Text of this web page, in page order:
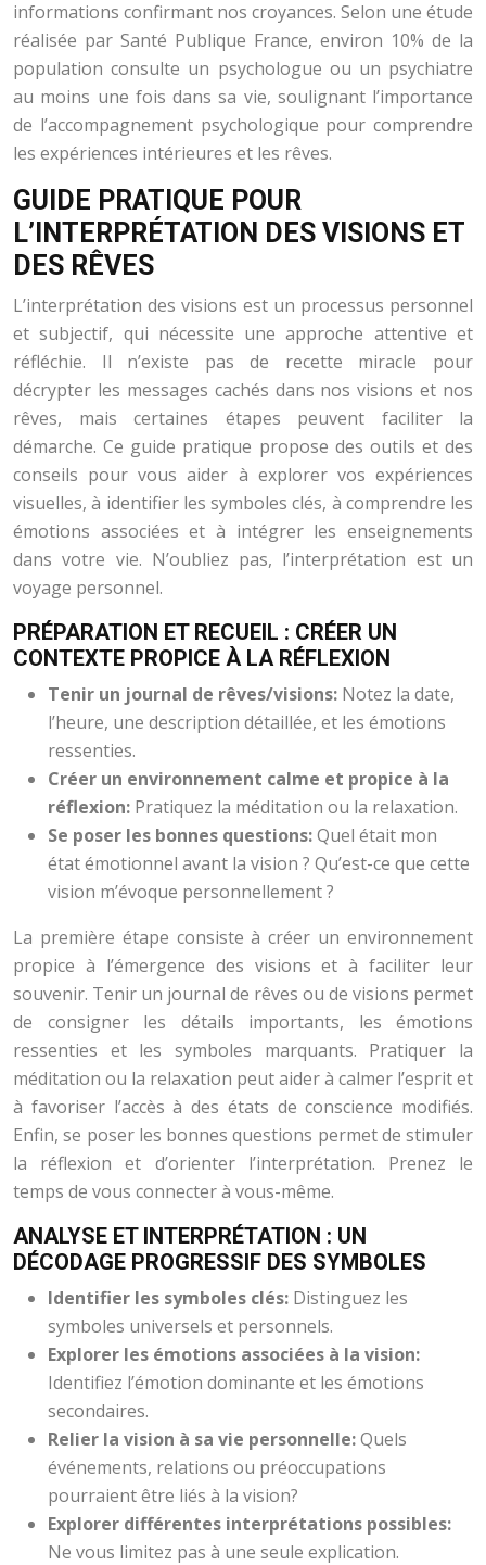
informations confirmant nos croyances. Selon une étude
réalisée par Santé Publique France, environ 10% de la
population consulte un psychologue ou un psychiatre
au moins une fois dans sa vie, soulignant l’importance
de l’accompagnement psychologique pour comprendre
les expériences intérieures et les rêves.
GUIDE PRATIQUE POUR
L’INTERPRÉTATION DES VISIONS ET
DES RÊVES
L’interprétation des visions est un processus personnel
et subjectif, qui nécessite une approche attentive et
réfléchie. Il n’existe pas de recette miracle pour
décrypter les messages cachés dans nos visions et nos
rêves, mais certaines étapes peuvent faciliter la
démarche. Ce guide pratique propose des outils et des
conseils pour vous aider à explorer vos expériences
visuelles, à identifier les symboles clés, à comprendre les
émotions associées et à intégrer les enseignements
dans votre vie. N’oubliez pas, l’interprétation est un
voyage personnel.
PRÉPARATION ET RECUEIL : CRÉER UN
CONTEXTE PROPICE À LA RÉFLEXION
Tenir un journal de rêves/visions: Notez la date,
l’heure, une description détaillée, et les émotions
ressenties.
Créer un environnement calme et propice à la
réflexion: Pratiquez la méditation ou la relaxation.
Se poser les bonnes questions:Quel était mon
état émotionnel avant la vision ? Qu’est-ce que cette
vision m’évoque personnellement ?
La première étape consiste à créer un environnement
propice à l’émergence des visions et à faciliter leur
souvenir. Tenir un journal de rêves ou de visions permet
de consigner les détails importants, les émotions
ressenties et les symboles marquants. Pratiquer la
méditation ou la relaxation peut aider à calmer l’esprit et
à favoriser l’accès à des états de conscience modifiés.
Enfin, se poser les bonnes questions permet de stimuler
la réflexion et d’orienter l’interprétation. Prenez le
temps de vous connecter à vous-même.
ANALYSE ET INTERPRÉTATION : UN
DÉCODAGE PROGRESSIF DES SYMBOLES
Identifier les symboles clés: Distinguez les
symboles universels et personnels.
Explorer les émotions associées à la vision:
Identifiez l’émotion dominante et les émotions
secondaires.
Relier la vision à sa vie personnelle:Quels
événements, relations ou préoccupations
pourraient être liés à la vision?
Explorer différentes interprétations possibles:
Ne vous limitez pas à une seule explication.